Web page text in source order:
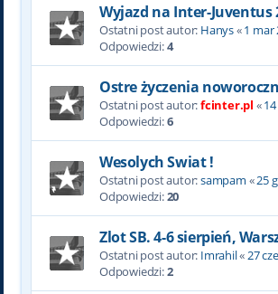
Wyjazd na Inter-Juventus
Ostatni post autor: Hanys«1 mar
Odpowiedzi:4
Ostre życzenia
Ostatni post autor:fcinter.pl «
Odpowiedzi:6
Wesolych Swiat !
Ostatni post autor:sampam «25
Odpowiedzi:20
Zlot SB. 4-6 sierpień,
Ostatni post autor: Imrahil« 27
Odpowiedzi:2